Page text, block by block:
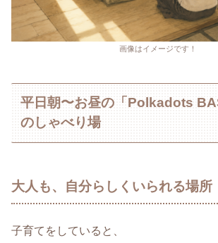
画像はイメージです！
平日朝〜お昼の「Polkadots
のしゃべり場
大人も、自分らしくいられる場所
子育てをしていると、